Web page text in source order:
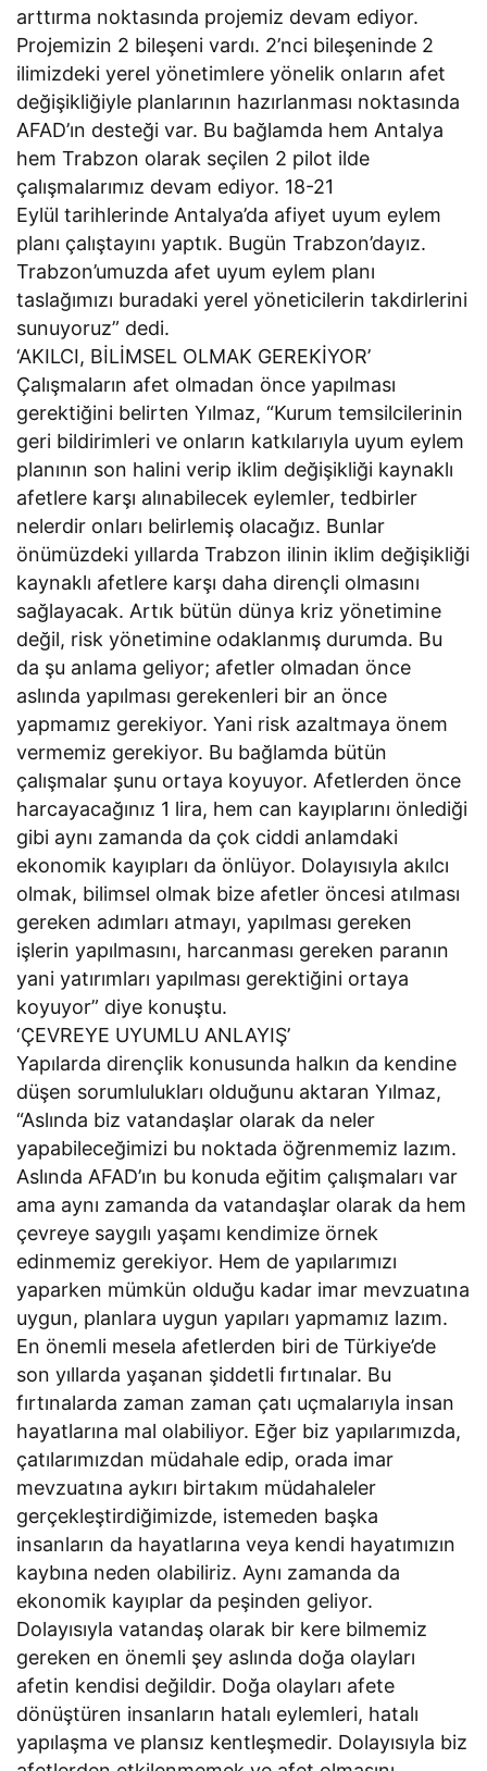
arttırma noktasında projemiz devam ediyor.
Projemizin 2 bileşeni vardı. 2’nci bileşeninde 2
ilimizdeki yerel yönetimlere yönelik onların afet
değişikliğiyle planlarının hazırlanması noktasında
AFAD’ın desteği var. Bu bağlamda hem Antalya
hem Trabzon olarak seçilen 2 pilot ilde
çalışmalarımız devam ediyor. 18-21
Eylül tarihlerinde Antalya’da afiyet uyum eylem
planı çalıştayını yaptık. Bugün Trabzon’dayız.
Trabzon’umuzda afet uyum eylem planı
taslağımızı buradaki yerel yöneticilerin takdirlerini
sunuyoruz” dedi.
‘AKILCI, BİLİMSEL OLMAK GEREKİYOR’
Çalışmaların afet olmadan önce yapılması
gerektiğini belirten Yılmaz, “Kurum temsilcilerinin
geri bildirimleri ve onların katkılarıyla uyum eylem
planının son halini verip iklim değişikliği kaynaklı
afetlere karşı alınabilecek eylemler, tedbirler
nelerdir onları belirlemiş olacağız. Bunlar
önümüzdeki yıllarda Trabzon ilinin iklim değişikliği
kaynaklı afetlere karşı daha dirençli olmasını
sağlayacak. Artık bütün dünya kriz yönetimine
değil, risk yönetimine odaklanmış durumda. Bu
da şu anlama geliyor; afetler olmadan önce
aslında yapılması gerekenleri bir an önce
yapmamız gerekiyor. Yani risk azaltmaya önem
vermemiz gerekiyor. Bu bağlamda bütün
çalışmalar şunu ortaya koyuyor. Afetlerden önce
harcayacağınız 1 lira, hem can kayıplarını önlediği
gibi aynı zamanda da çok ciddi anlamdaki
ekonomik kayıpları da önlüyor. Dolayısıyla akılcı
olmak, bilimsel olmak bize afetler öncesi atılması
gereken adımları atmayı, yapılması gereken
işlerin yapılmasını, harcanması gereken paranın
yani yatırımları yapılması gerektiğini ortaya
koyuyor” diye konuştu.
‘ÇEVREYE UYUMLU ANLAYIŞ’
Yapılarda dirençlik konusunda halkın da kendine
düşen sorumlulukları olduğunu aktaran Yılmaz,
“Aslında biz vatandaşlar olarak da neler
yapabileceğimizi bu noktada öğrenmemiz lazım.
Aslında AFAD’ın bu konuda eğitim çalışmaları var
ama aynı zamanda da vatandaşlar olarak da hem
çevreye saygılı yaşamı kendimize örnek
edinmemiz gerekiyor. Hem de yapılarımızı
yaparken mümkün olduğu kadar imar mevzuatına
uygun, planlara uygun yapıları yapmamız lazım.
En önemli mesela afetlerden biri de Türkiye’de
son yıllarda yaşanan şiddetli fırtınalar. Bu
fırtınalarda zaman zaman çatı uçmalarıyla insan
hayatlarına mal olabiliyor. Eğer biz yapılarımızda,
çatılarımızdan müdahale edip, orada imar
mevzuatına aykırı birtakım müdahaleler
gerçekleştirdiğimizde, istemeden başka
insanların da hayatlarına veya kendi hayatımızın
kaybına neden olabiliriz. Aynı zamanda da
ekonomik kayıplar da peşinden geliyor.
Dolayısıyla vatandaş olarak bir kere bilmemiz
gereken en önemli şey aslında doğa olayları
afetin kendisi değildir. Doğa olayları afete
dönüştüren insanların hatalı eylemleri, hatalı
yapılaşma ve plansız kentleşmedir. Dolayısıyla biz